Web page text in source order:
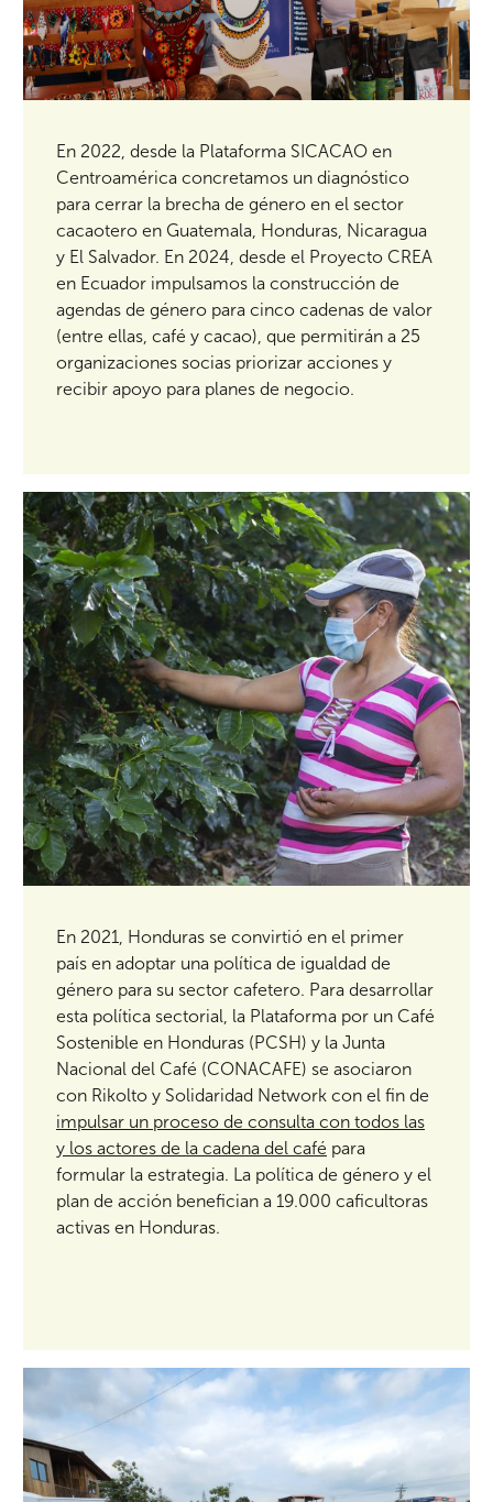
En 2022, desde la Plataforma SICACAO en
Centroamérica concretamos un diagnóstico
para cerrar la brecha de género en el sector
cacaotero en Guatemala, Honduras, Nicaragua
y El Salvador. En 2024, desde el Proyecto CREA
en Ecuador impulsamos la construcción de
agendas de género para cinco cadenas de valor
(entre ellas, café y cacao), que permitirán a 25
organizaciones socias priorizar acciones y
recibir apoyo para planes de negocio.
En 2021, Honduras se convirtió en el primer
país en adoptar una política de igualdad de
género para su sector cafetero. Para desarrollar
esta política sectorial, la Plataforma por un Café
Sostenible en Honduras (PCSH) y la Junta
Nacional del Café (CONACAFE) se asociaron
con Rikolto y Solidaridad Network con el fin de
impulsar un proceso de consulta con todos las
y los actores de la cadena del café para
formular la estrategia. La política de género y el
plan de acción benefician a 19.000 caficultoras
activas en Honduras.